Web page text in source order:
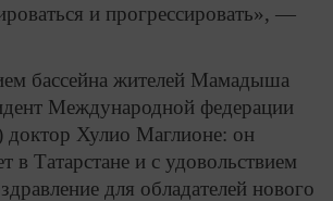
и прогрессировать», —
бассейна жителей Мамадыша
Международной федерации
доктор Хулио Маглионе: он
в Татарстане и с удовольствием
для обладателей нового